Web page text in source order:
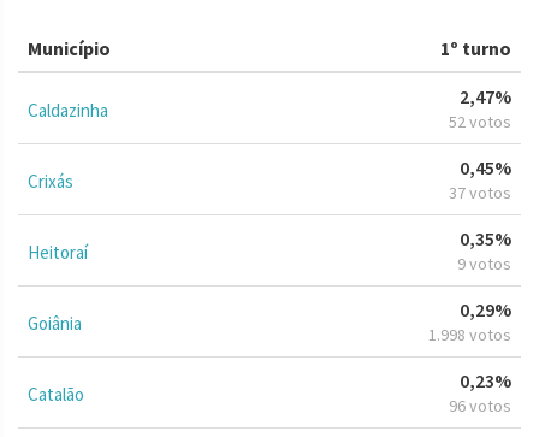
Município 1º turno
Caldazinha
2,47%
52 votos
Crixás
0,45%
37 votos
Heitoraí
0,35%
9 votos
Goiânia
0,29%
1.998 votos
Catalão
0,23%
96 votos